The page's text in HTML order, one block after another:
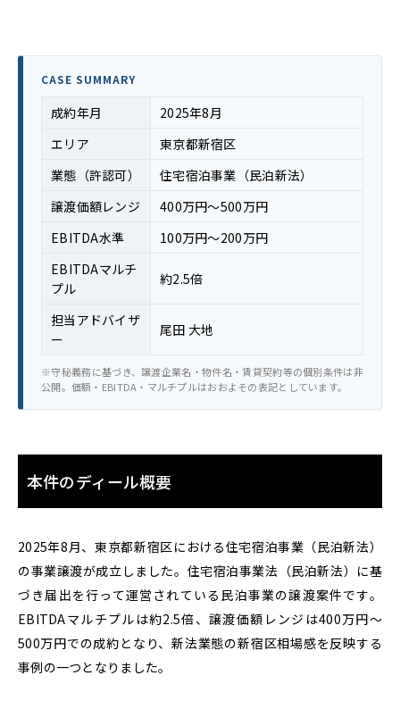
CASE SUMMARY
成約年月
2025年8月
エリア
東京都新宿区
業態（許認可）
住宅宿泊事業（民泊新法）
譲渡価額レンジ
400万円〜500万円
EBITDA水準
100万円〜200万円
EBITDAマルチ
プル
約2.5倍
担当アドバイザ
ー
尾田 大地
※守秘義務に基づき、譲渡企業名・物件名・賃貸契約等の個別条件は非
公開。価額・EBITDA・マルチプルはおおよその表記としています。
本件のディール概要
2025年8月、東京都新宿区における住宅宿泊事業（民泊新法）
の事業譲渡が成立しました。住宅宿泊事業法（民泊新法）に基
づき届出を行って運営されている民泊事業の譲渡案件です。
EBITDAマルチプルは約2.5倍、譲渡価額レンジは400万円〜
500万円での成約となり、新法業態の新宿区相場感を反映する
事例の一つとなりました。